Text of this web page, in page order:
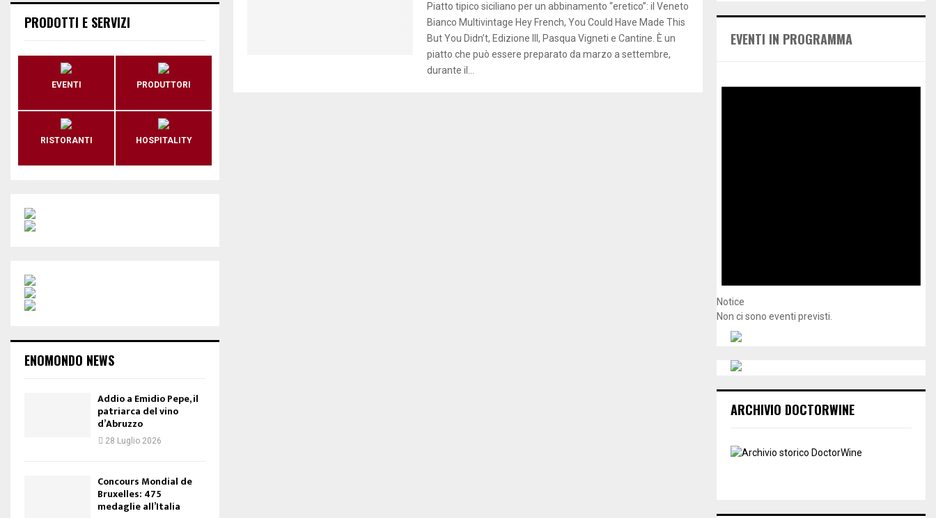
Piatto tipico siciliano per un abbinamento “eretico”: il Veneto
Bianco Multivintage Hey French, You Could Have Made This
But You Didn’t, Edizione III, Pasqua Vigneti e Cantine. È un
piatto che può essere preparato da marzo a settembre,
durante il...
PRODOTTI E SERVIZI
EVENTI PRODUTTORI
RISTORANTI HOSPITALITY
ENOMONDO NEWS
Addio a Emidio Pepe, il
patriarca del vino
d’Abruzzo
28 Luglio 2026
Concours Mondial de
Bruxelles: 475
medaglie all’Italia
o
EVENTI IN PROGRAMMA
Notice
Non ci sono eventi previsti.
ARCHIVIO DOCTORWINE